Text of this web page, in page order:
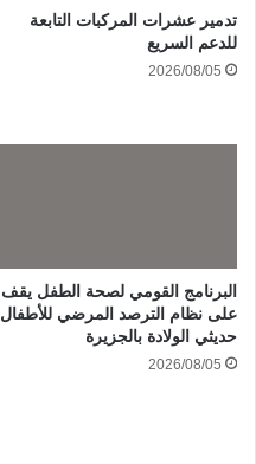
تدمير عشرات المركبات التابعة
للدعم السريع
2026/08/05
البرنامج القومي لصحة الطفل يقف
على نظام الترصد المرضي للأطفال
حديثي الولادة بالجزيرة
2026/08/05